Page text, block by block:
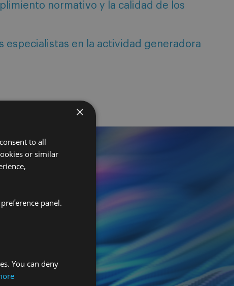
normativo y la calidad de los
especialistas en la actividad generadora
×
to all
or similar
panel.
You can deny